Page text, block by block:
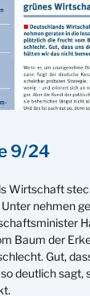
9/24
Wirtschaft
nehmen
Baum der
Gut,
deutlich sagt,